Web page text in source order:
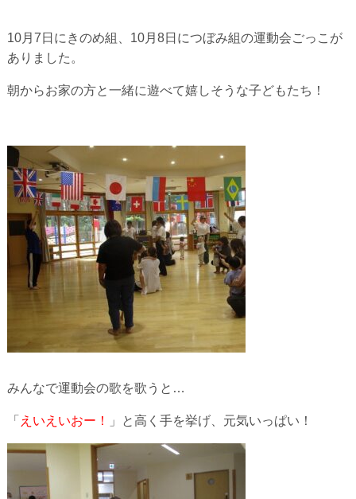
10月7日にきのめ組、10月8日につぼみ組の運動会ごっこが
ありました。
朝からお家の方と一緒に遊べて嬉しそうな子どもたち！
みんなで運動会の歌を歌うと…
「 えいえいおー！ 」と高く手を挙げ、元気いっぱい！